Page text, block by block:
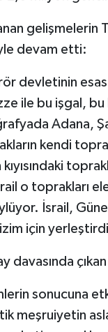
gelişmelerin
devam etti:
devletinin
ile bu işgal, bu
Adana,
kendi
kıyısındaki
o toprakları
İsrail,
için
davasında
sonucuna
meşruiyetin